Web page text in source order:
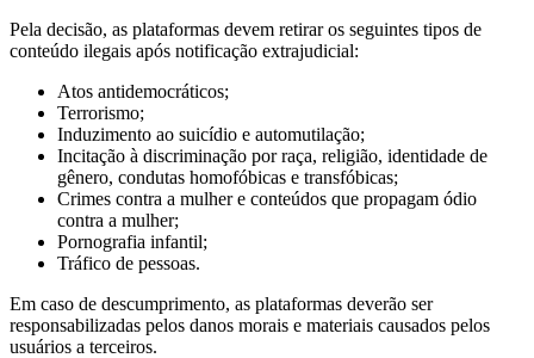
Pela decisão, as plataformas devem retirar os seguintes tipos de
conteúdo ilegais após notificação extrajudicial:
Atos antidemocráticos;
Terrorismo;
Induzimento ao suicídio e automutilação;
Incitação à discriminação por raça, religião, identidade de
gênero, condutas homofóbicas e transfóbicas;
Crimes contra a mulher e conteúdos que propagam ódio
contra a mulher;
Pornografia infantil;
Tráfico de pessoas.
Em caso de descumprimento, as plataformas deverão ser
responsabilizadas pelos danos morais e materiais causados pelos
usuários a terceiros.